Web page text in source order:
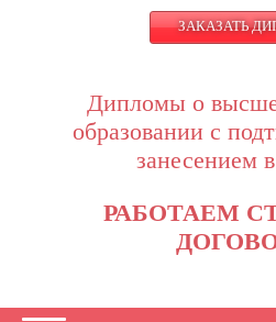
ЗАКАЗАТЬ
Дипломы о
образовании с
занесением
РАБОТАЕМ